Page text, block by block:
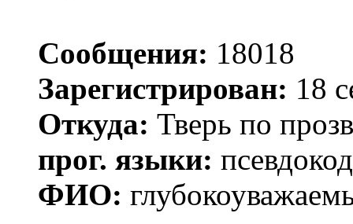
Сообщения: 18018
Зарегистрирован: 18
Откуда: Тверь по
прог. языки:
ФИО: